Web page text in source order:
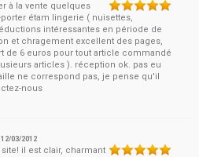
à la vente quelques
étam lingerie ( nuisettes,
intéressantes en période de
et chragement excellent des pages,
de 6 euros pour tout article commandé
articles ). réception ok. pas eu
ne correspond pas, je pense qu'il
nous
12/03/2012
il est clair, charmant